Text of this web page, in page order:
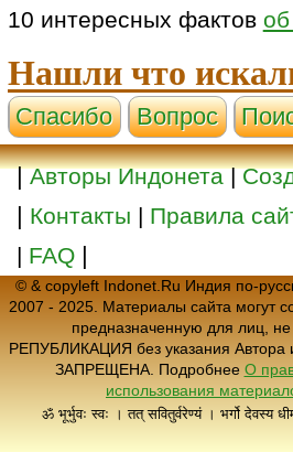
10 интересных фактов
Нашли что
Cпасибо Вопрос
|Авторы Индонета|
| Контакты | Правила
| FAQ |
© & copyleft Indonet.Ru Индия по-
2007 - 2025. Материалы сайта могут
предназначенную для лиц, не
РЕПУБЛИКАЦИЯ без указания Автора
ЗАПРЕЩЕНА. Подробнее О
использования
ॐ भूर्भुवः स्वः । तत् सवितुर्वरेण्यं । भर्गो देवस्य